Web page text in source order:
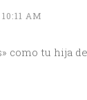
AM
como tu hija